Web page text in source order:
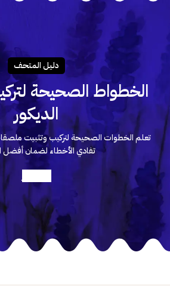
دليـل المتحـف
الخطواط الصحيحة
الديكور
تعلم الخطوات الصحيحة لتركيب وتثبيت
تفادي الأخطاء لضمان أفضل